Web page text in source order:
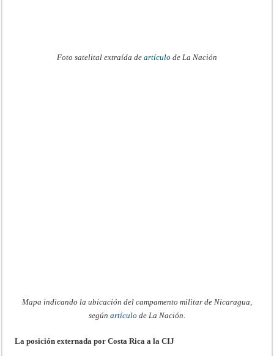
Foto satelital extraída de artículo de La Nación
Mapa indicando la ubicación del campamento militar de Nicaragua,
según artículo de La Nación.
La posición externada por Costa Rica a la CIJ